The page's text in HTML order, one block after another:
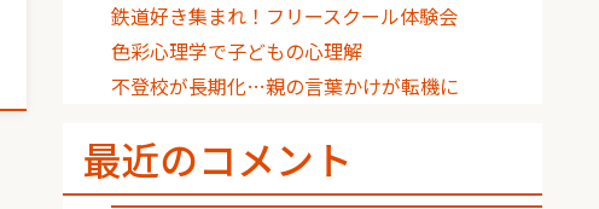
鉄道好き集まれ！フリースクール体験会
色彩心理学で子どもの心理解
不登校が長期化…親の言葉かけが転機に
最近のコメント